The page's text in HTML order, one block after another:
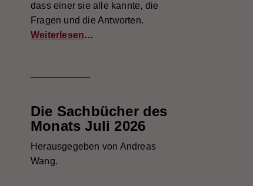
dass einer sie alle kannte, die
Fragen und die Antworten.
Weiterlesen…
Die Sachbücher des
Monats Juli 2026
Herausgegeben von Andreas
Wang.